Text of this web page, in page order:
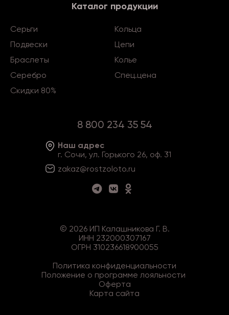
Каталог продукции
Серьги
Кольца
Подвески
Цепи
Браслеты
Колье
Серебро
Спец.цена
Скидки 80%
8 800 234 35 54
Наш адрес
г. Сочи, ул. Горького 26, оф. 31
zakaz@rostzoloto.ru
© 2026ИП Калашникова Г. В.
ИНН 232000307167
ОГРН 310236618900055
Политика конфиденциальности
Положение о программе лояльности
Оферта
Карта сайта